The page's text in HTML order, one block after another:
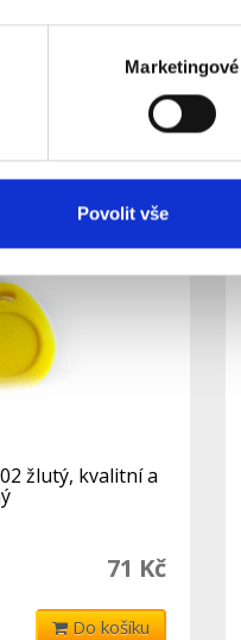
Marketingové
Povolit vše
71 Kč
žlutý, kvalitní a
71 Kč
Do košíku